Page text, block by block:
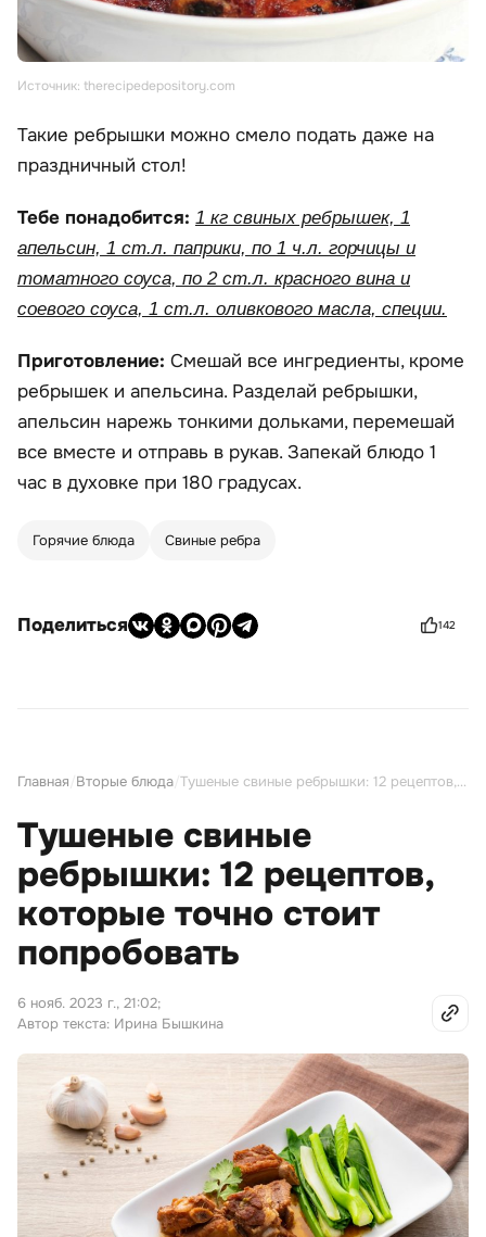
Источник: therecipedepository.com
Такие ребрышки можно смело подать даже на
праздничный стол!
Тебе понадобится: 1 кг свиных ребрышек, 1
апельсин, 1 ст.л. паприки, по 1 ч.л. горчицы и
томатного соуса, по 2 ст.л. красного вина и
соевого соуса, 1 ст.л. оливкового масла, специи.
Приготовление: Смешай все ингредиенты, кроме
ребрышек и апельсина. Разделай ребрышки,
апельсин нарежь тонкими дольками, перемешай
все вместе и отправь в рукав. Запекай блюдо 1
час в духовке при 180 градусах.
Горячие блюда Свиные ребра
Поделиться 142
Главная Вторые блюда Тушеные свиные ребрышки: 12 рецептов, которые точно стоит попробовать
Тушеные свиные
ребрышки: 12 рецептов,
которые точно стоит
попробовать
6 нояб. 2023 г., 21:02;
Автор текста: Ирина Бышкина